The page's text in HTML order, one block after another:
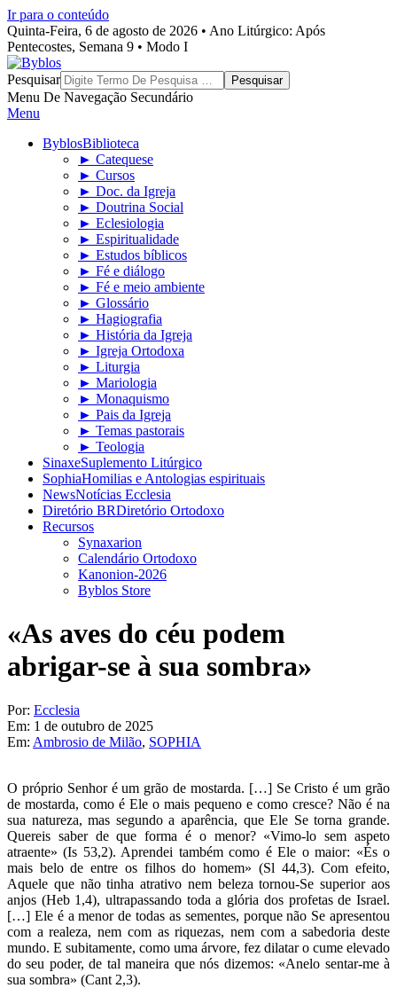
Ir para o conteúdo
Quinta-Feira, 6 de agosto de 2026 • Ano Litúrgico: Após
Pentecostes, Semana 9 • Modo I
Byblos
Pesquisar
Menu De Navegação Secundário
Menu
ByblosBiblioteca
► Catequese
► Cursos
► Doc. da Igreja
► Doutrina Social
► Eclesiologia
► Espiritualidade
► Estudos bíblicos
► Fé e diálogo
► Fé e meio ambiente
► Glossário
► Hagiografia
► História da Igreja
► Igreja Ortodoxa
► Liturgia
► Mariologia
► Monaquismo
► Pais da Igreja
► Temas pastorais
► Teologia
SinaxeSuplemento Litúrgico
SophiaHomilias e Antologias espirituais
NewsNotícias Ecclesia
Diretório BRDiretório Ortodoxo
Recursos
Synaxarion
Calendário Ortodoxo
Kanonion-2026
Byblos Store
«As aves do céu podem
abrigar-se à sua sombra»
Por: Ecclesia
Em: 1 de outubro de 2025
Em: Ambrosio de Milão, SOPHIA
O próprio Senhor é um grão de mostarda. […] Se Cristo é um grão
de mostarda, como é Ele o mais pequeno e como cresce? Não é na
sua natureza, mas segundo a aparência, que Ele Se torna grande.
Quereis saber de que forma é o menor? «Vimo-lo sem aspeto
atraente» (Is 53,2). Aprendei também como é Ele o maior: «És o
mais belo de entre os filhos do homem» (Sl 44,3). Com efeito,
Aquele que não tinha atrativo nem beleza tornou-Se superior aos
anjos (Heb 1,4), ultrapassando toda a glória dos profetas de Israel.
[…] Ele é a menor de todas as sementes, porque não Se apresentou
com a realeza, nem com as riquezas, nem com a sabedoria deste
mundo. E subitamente, como uma árvore, fez dilatar o cume elevado
do seu poder, de tal maneira que nós dizemos: «Anelo sentar-me à
sua sombra» (Cant 2,3).